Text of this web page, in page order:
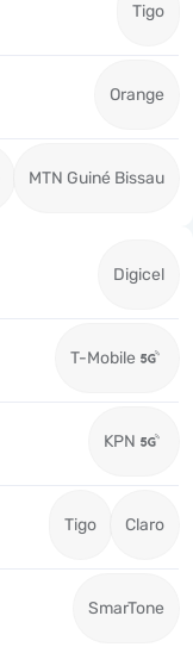
Tigo
Orange
MTN Guiné Bissau
Digicel
T-Mobile
KPN
Tigo Claro
SmarTone